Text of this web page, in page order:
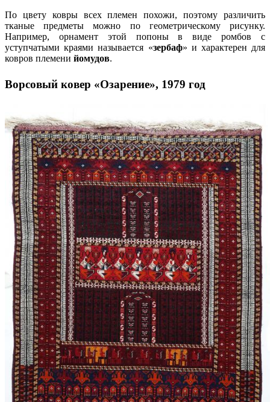
По цвету ковры всех племен похожи, поэтому различить
тканые предметы можно по геометрическому рисунку.
Например, орнамент этой попоны в виде ромбов с
уступчатыми краями называется «зербаф» и характерен для
ковров племени йомудов.
Ворсовый ковер «Озарение», 1979 год